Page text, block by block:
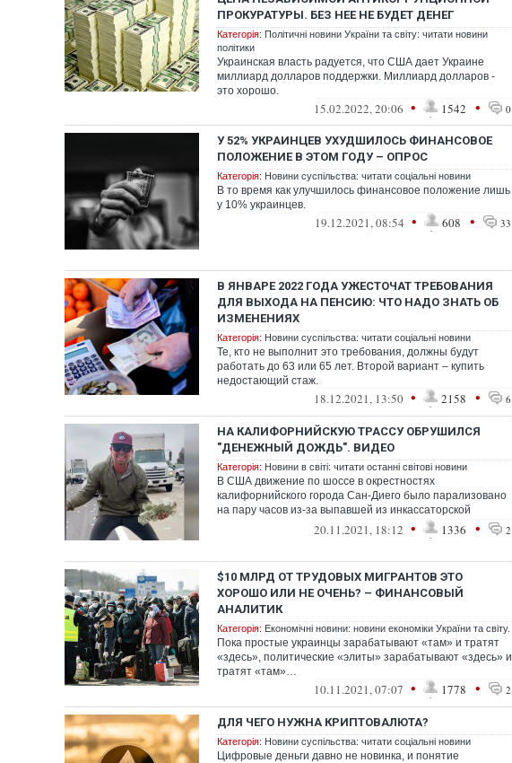
ПРОКУРАТУРЫ. БЕЗ НЕЕ НЕ БУДЕТ ДЕНЕГ
Категорія: Політичні новини України та світу: читати новини
політики
Украинская власть радуется, что США дает Украине
миллиард долларов поддержки. Миллиард долларов -
это хорошо.
15.02.2022, 20:06 • 1542 • 0
У 52% УКРАИНЦЕВ УХУДШИЛОСЬ ФИНАНСОВОЕ
ПОЛОЖЕНИЕ В ЭТОМ ГОДУ – ОПРОС
Категорія: Новини суспільства: читати соціальні новини
В то время как улучшилось финансовое положение лишь
у 10% украинцев.
19.12.2021, 08:54 • 608 • 33
В ЯНВАРЕ 2022 ГОДА УЖЕСТОЧАТ ТРЕБОВАНИЯ
ДЛЯ ВЫХОДА НА ПЕНСИЮ: ЧТО НАДО ЗНАТЬ ОБ
ИЗМЕНЕНИЯХ
Категорія: Новини суспільства: читати соціальні новини
Те, кто не выполнит это требования, должны будут
работать до 63 или 65 лет. Второй вариант – купить
недостающий стаж.
18.12.2021, 13:50 • 2158 • 6
НА КАЛИФОРНИЙСКУЮ ТРАССУ ОБРУШИЛСЯ
"ДЕНЕЖНЫЙ ДОЖДЬ". ВИДЕО
Категорія: Новини в світі: читати останні світові новини
В США движение по шоссе в окрестностях
калифорнийского города Сан-Диего было парализовано
на пару часов из-за выпавшей из инкассаторской
20.11.2021, 18:12 • 1336 • 2
$10 МЛРД ОТ ТРУДОВЫХ МИГРАНТОВ ЭТО
ХОРОШО ИЛИ НЕ ОЧЕНЬ? – ФИНАНСОВЫЙ
АНАЛИТИК
Категорія: Економічні новини: новини економіки України та світу.
Пока простые украинцы зарабатывают «там» и тратят
«здесь», политические «элиты» зарабатывают «здесь» и
тратят «там»…
10.11.2021, 07:07 • 1778 • 2
ДЛЯ ЧЕГО НУЖНА КРИПТОВАЛЮТА?
Категорія: Новини суспільства: читати соціальні новини
Цифровые деньги давно не новинка, и понятие